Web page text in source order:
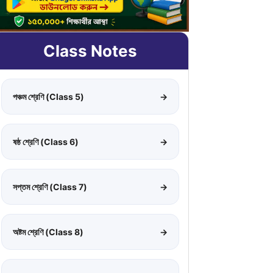
Class Notes
পঞ্চম শ্রেণি (Class 5) →
ষষ্ঠ শ্রেণি (Class 6) →
সপ্তম শ্রেণি (Class 7) →
অষ্টম শ্রেণি (Class 8) →